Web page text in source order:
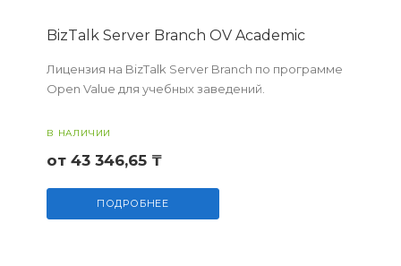
BizTalk Server Branch OV Academic
Лицензия на BizTalk Server Branch по программе
Open Value для учебных заведений.
В НАЛИЧИИ
от 43 346,65 ₸
ПОДРОБНЕЕ